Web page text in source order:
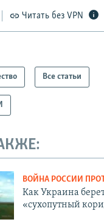
Читать без VPN
Все статьи
ВОЙНА РОССИИ
Как Украина
«сухопутный